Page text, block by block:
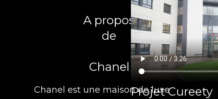
A propos
de
Chanel
Chanel est une maison de luxeProjet Cureety